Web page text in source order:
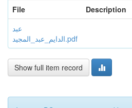
File
Description
عبد
الدايم_عبد_المجيد.pdf
Show full item record